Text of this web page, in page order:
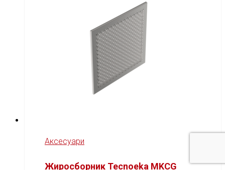
Аксесуари
Жиросборник Tecnoeka MKCG